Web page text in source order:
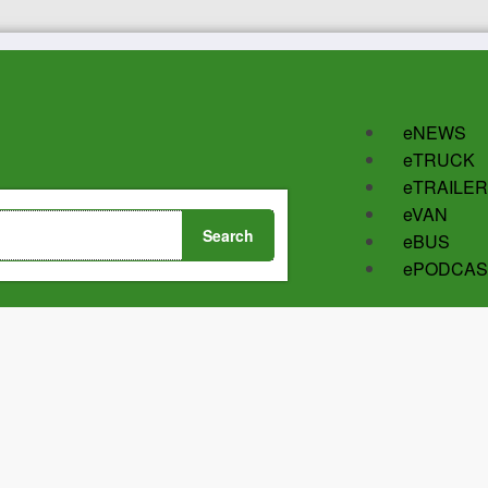
eNEWS
eTRUCK
eTRAILER
eVAN
eBUS